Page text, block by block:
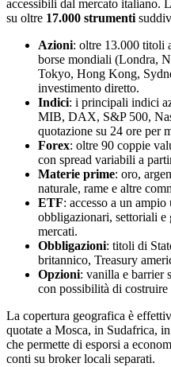
accessibili dal mercato italiano.
su oltre 17.000 strumenti
Azioni: oltre 13.000 titoli
borse mondiali (Londra,
Tokyo, Hong Kong,
investimento diretto.
Indici: i principali indici
MIB, DAX, S&P 500,
quotazione su 24 ore per
Forex: oltre 90 coppie
con spread variabili a
Materie prime: oro,
naturale, rame e altre
ETF: accesso a un
obbligazionari, settoriali
mercati.
Obbligazioni: titoli di
britannico, Treasury
Opzioni: vanilla e barrier
con possibilità di
La copertura geografica è
quotate a Mosca, in Sudafrica,
che permette di esporsi a
conti su broker locali separati.